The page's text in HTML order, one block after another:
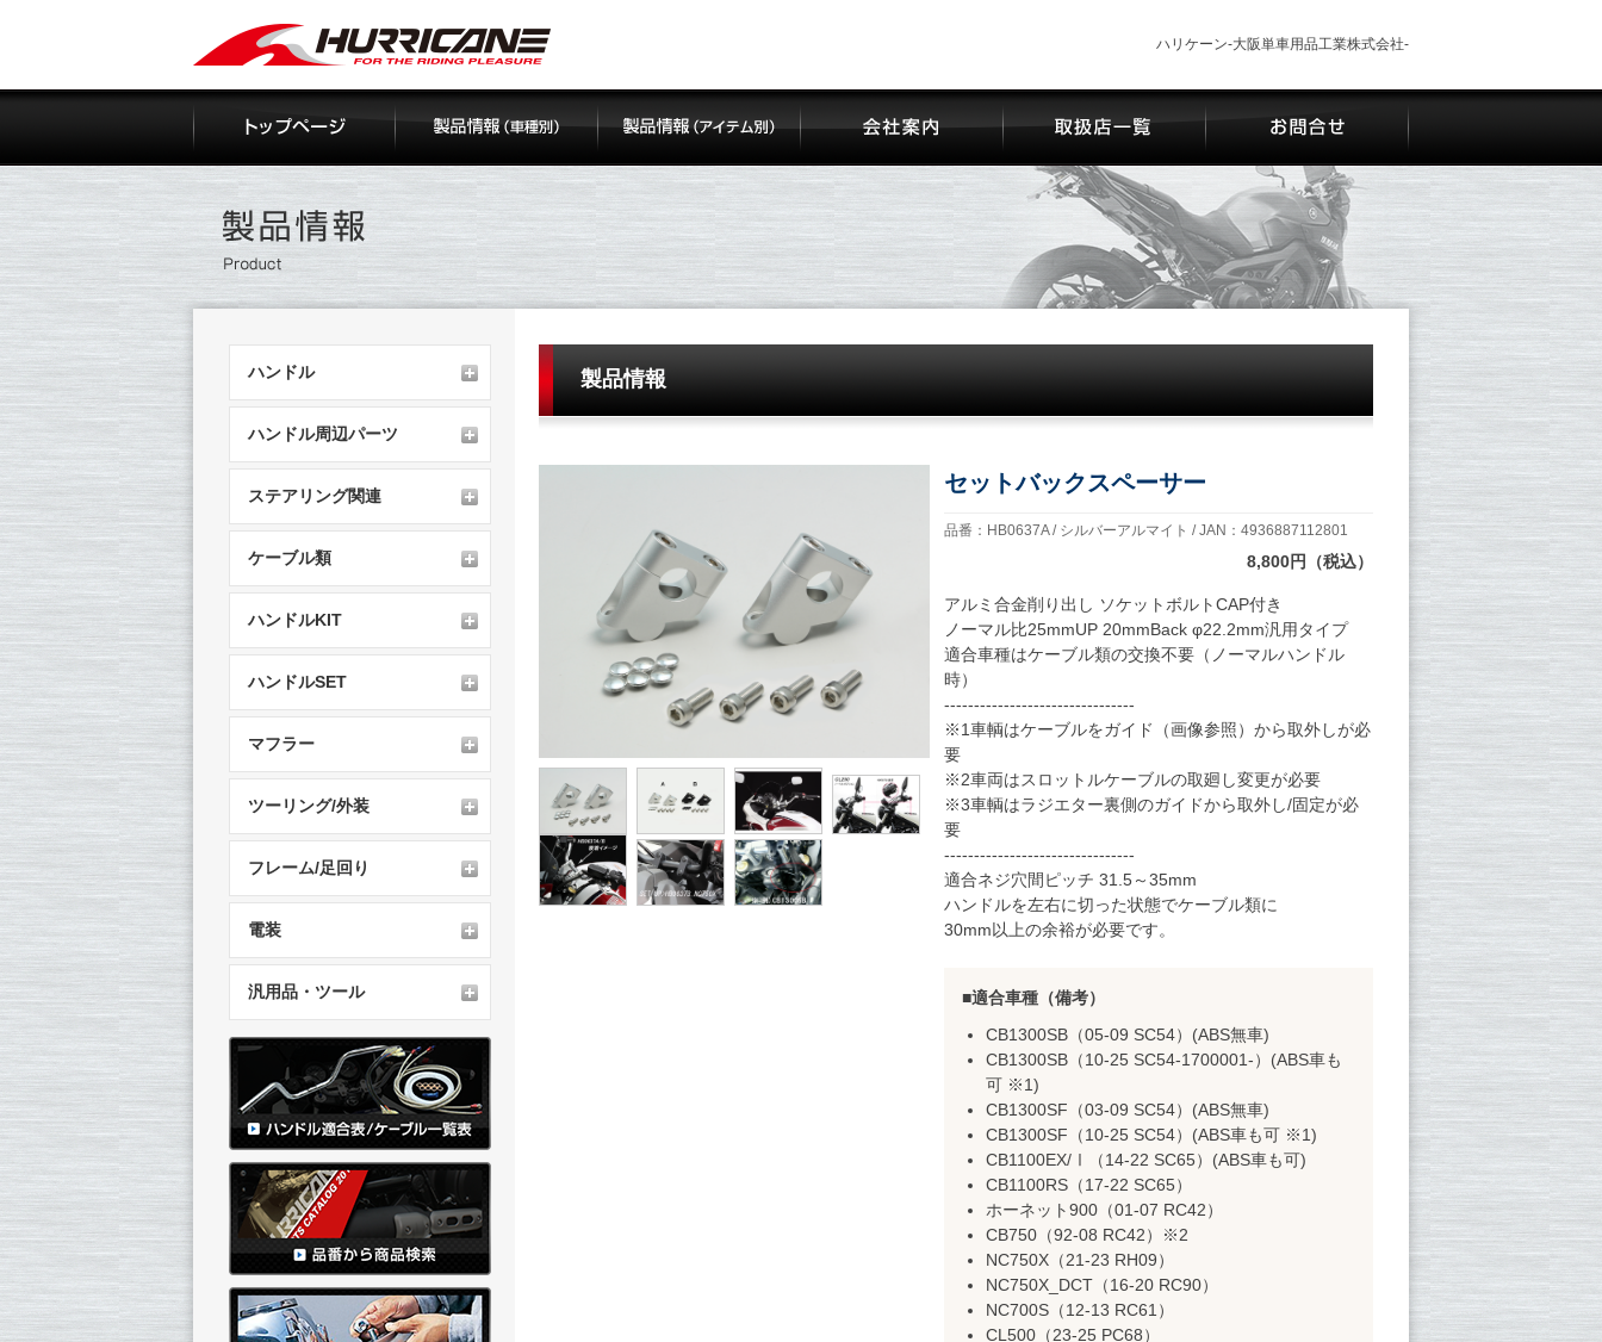
ハリケーン-大阪単車用品工業株式会社-
製品情報
セットバックスペーサー
品番：HB0637A / シルバーアルマイト / JAN：4936887112801
8,800円（税込）
アルミ合金削り出し ソケットボルトCAP付き
ノーマル比25mmUP 20mmBack φ22.2mm汎用タイプ
適合車種はケーブル類の交換不要（ノーマルハンドル
時）
--------------------------------
※1車輌はケーブルをガイド（画像参照）から取外しが必
要
※2車両はスロットルケーブルの取廻し変更が必要
※3車輌はラジエター裏側のガイドから取外し/固定が必
要
--------------------------------
適合ネジ穴間ピッチ 31.5～35mm
ハンドルを左右に切った状態でケーブル類に
30mm以上の余裕が必要です。
適合車種（備考）
CB1300SB（05-09 SC54）(ABS無車)
CB1300SB（10-25 SC54-1700001-）(ABS車も
可 ※1)
CB1300SF（03-09 SC54）(ABS無車)
CB1300SF（10-25 SC54）(ABS車も可 ※1)
CB1100EX/Ⅰ（14-22 SC65）(ABS車も可)
CB1100RS（17-22 SC65）
ホーネット900（01-07 RC42）
CB750（92-08 RC42）※2
NC750X（21-23 RH09）
NC750X_DCT（16-20 RC90）
NC700S（12-13 RC61）
CL500（23-25 PC68）
ハンドル
ハンドル周辺パーツ
ステアリング関連
ケーブル類
ハンドルKIT
ハンドルSET
マフラー
ツーリング/外装
フレーム/足回り
電装
汎用品・ツール